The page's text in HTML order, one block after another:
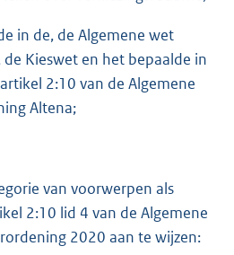
in de, de Algemene wet
de Kieswet en het bepaalde in
2:10 van de Algemene
Altena;
van voorwerpen als
2:10 lid 4 van de Algemene
2020 aan te wijzen: